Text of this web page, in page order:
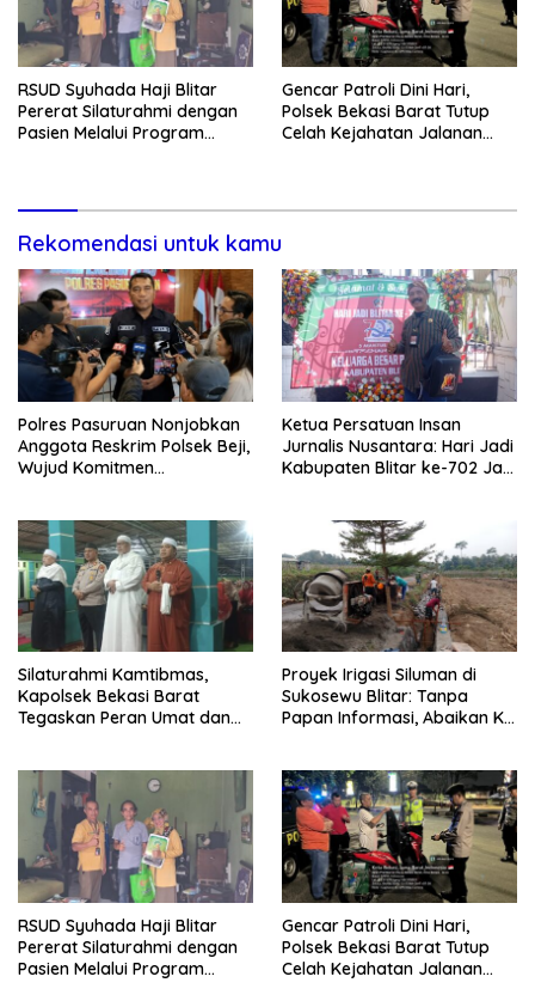
RSUD Syuhada Haji Blitar
Pererat Silaturahmi dengan
Pasien Melalui Program
Gencar Patroli Dini Hari,
Polsek Bekasi Barat Tutup
Celah Kejahatan Jalanan
Rekomendasi untuk kamu
Polres Pasuruan Nonjobkan
Anggota Reskrim Polsek Beji,
Wujud Komitmen
Ketua Persatuan Insan
Jurnalis Nusantara: Hari Jadi
Kabupaten Blitar ke-702 Jadi
Silaturahmi Kamtibmas,
Kapolsek Bekasi Barat
Tegaskan Peran Umat dan
Proyek Irigasi Siluman di
Sukosewu Blitar: Tanpa
Papan Informasi, Abaikan K3,
RSUD Syuhada Haji Blitar
Pererat Silaturahmi dengan
Pasien Melalui Program
Gencar Patroli Dini Hari,
Polsek Bekasi Barat Tutup
Celah Kejahatan Jalanan